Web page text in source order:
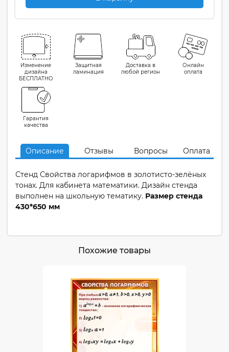
Изменение
дизайна
БЕСПЛАТНО
Защитная
ламинация
Доставка в
любой регион
Онлайн
оплата
Гарантия
качества
Описание Отзывы Вопросы Оплата
Стенд Свойства логарифмов в золотисто-зелёных
тонах. Для кабинета математики. Дизайн стенда
выполнен на школьную тематику. Размер стенда
430*650 мм
Похожие товары